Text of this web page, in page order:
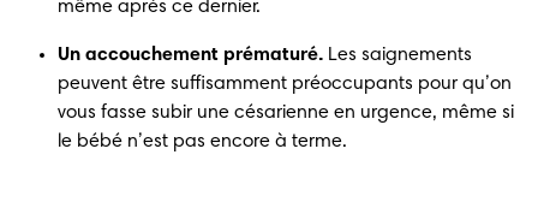
même après ce dernier.
Un accouchement prématuré. Les saignements
peuvent être suffisamment préoccupants pour qu’on
vous fasse subir une césarienne en urgence, même si
le bébé n’est pas encore à terme.